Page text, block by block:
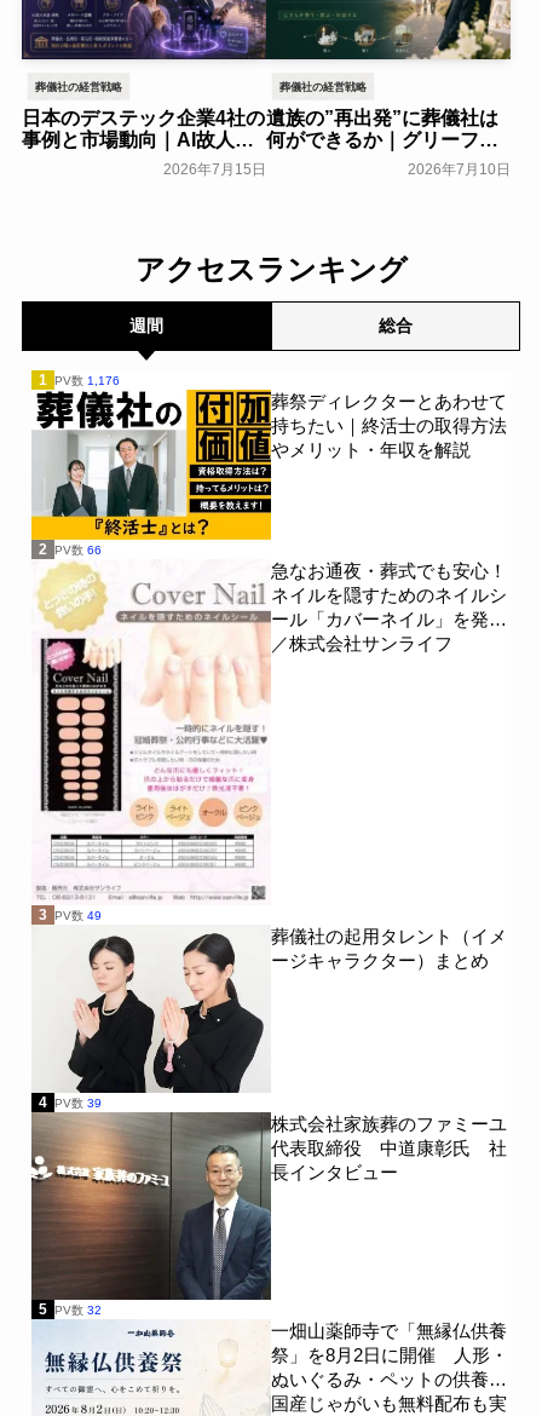
葬儀社の経営戦略
日本のデステック企業4社の
事例と市場動向｜AI故人・
メタバース霊園の現在地
2026年7月15日
葬儀社の経営戦略
遺族の”再出発”に葬儀社は
何ができるか｜グリーフケ
アから読み解く故人との向
2026年7月10日
アクセスランキング
週間 総合
1 PV数 1,176
葬祭ディレクターとあわせて
持ちたい｜終活士の取得方法
やメリット・年収を解説
2 PV数 66
急なお通夜・葬式でも安心！
ネイルを隠すためのネイルシ
ール「カバーネイル」を発売
／株式会社サンライフ
3 PV数 49
葬儀社の起用タレント（イメ
ージキャラクター）まとめ
4 PV数 39
株式会社家族葬のファミーユ
代表取締役 中道康彰氏 社
長インタビュー
5 PV数 32
一畑山薬師寺で「無縁仏供養
祭」を8月2日に開催 人形・
ぬいぐるみ・ペットの供養、
国産じゃがいも無料配布も実